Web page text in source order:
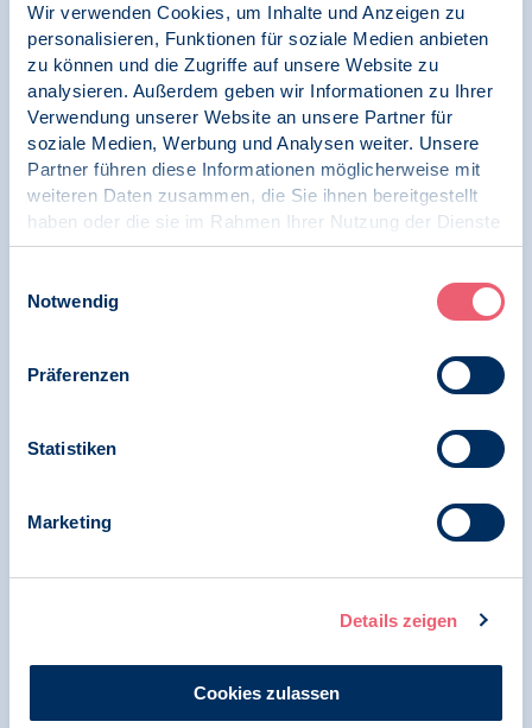
Wir verwenden Cookies, um Inhalte und Anzeigen zu
personalisieren, Funktionen für soziale Medien anbieten
zu können und die Zugriffe auf unsere Website zu
analysieren. Außerdem geben wir Informationen zu Ihrer
Verwendung unserer Website an unsere Partner für
soziale Medien, Werbung und Analysen weiter. Unsere
Partner führen diese Informationen möglicherweise mit
weiteren Daten zusammen, die Sie ihnen bereitgestellt
haben oder die sie im Rahmen Ihrer Nutzung der Dienste
gesammelt haben.
Notwendig
Präferenzen
Statistiken
Marketing
Details zeigen
Cookies zulassen
16.11.2023
News | Menschenrechte | Psychologie in Krisen
Appell zur Besinnung
23.02.2023
Krieg gegen die Ukraine
Ein Jahr Krieg gegen die Ukraine – BDP
erneuert Solidarität mit Ukrainerinnen und
17.02.2023
BDP bekundet Solidarität mit den Opfern der
Syrien